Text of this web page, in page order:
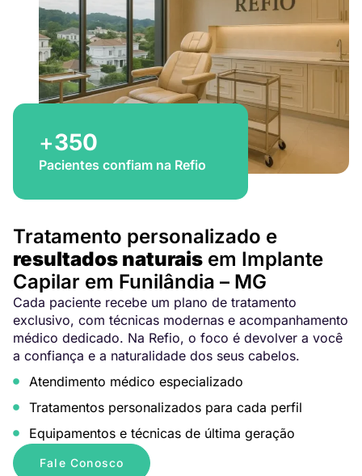
+350
Pacientes confiam na Refio
Tratamento personalizado e
resultados naturais em Implante
Capilar em Funilândia – MG
Cada paciente recebe um plano de tratamento
exclusivo, com técnicas modernas e acompanhamento
médico dedicado. Na Refio, o foco é devolver a você
a confiança e a naturalidade dos seus cabelos.
Atendimento médico especializado
Tratamentos personalizados para cada perfil
Equipamentos e técnicas de última geração
Fale Conosco